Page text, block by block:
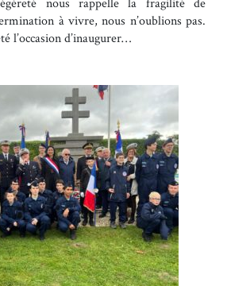
à vivre, nous n’oublions pas.
l’occasion d’inaugurer…